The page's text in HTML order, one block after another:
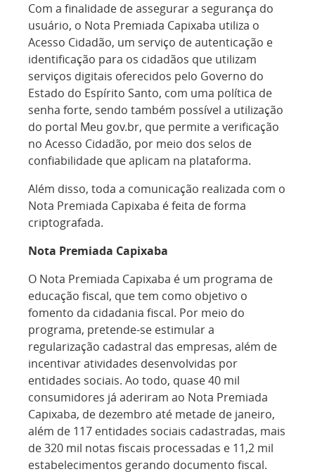
Com a finalidade de assegurar a segurança do
usuário, o Nota Premiada Capixaba utiliza o
Acesso Cidadão, um serviço de autenticação e
identificação para os cidadãos que utilizam
serviços digitais oferecidos pelo Governo do
Estado do Espírito Santo, com uma política de
senha forte, sendo também possível a utilização
do portal Meu gov.br, que permite a verificação
no Acesso Cidadão, por meio dos selos de
confiabilidade que aplicam na plataforma.
Além disso, toda a comunicação realizada com o
Nota Premiada Capixaba é feita de forma
criptografada.
Nota Premiada Capixaba
O Nota Premiada Capixaba é um programa de
educação fiscal, que tem como objetivo o
fomento da cidadania fiscal. Por meio do
programa, pretende-se estimular a
regularização cadastral das empresas, além de
incentivar atividades desenvolvidas por
entidades sociais. Ao todo, quase 40 mil
consumidores já aderiram ao Nota Premiada
Capixaba, de dezembro até metade de janeiro,
além de 117 entidades sociais cadastradas, mais
de 320 mil notas fiscais processadas e 11,2 mil
estabelecimentos gerando documento fiscal.